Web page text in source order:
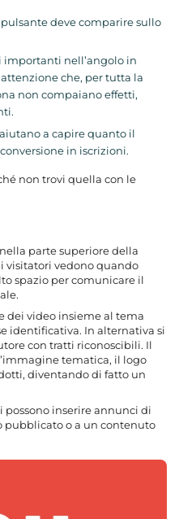
deve comparire sullo
nell’angolo in
che, per tutta la
non compaiano effetti,
a capire quanto il
in iscrizioni.
non trovi quella con le
parte superiore della
visitatori vedono quando
spazio per comunicare il
dei video insieme al tema
identificativa. In alternativa si
con tratti riconoscibili. Il
tematica, il logo
diventando di fatto un
possono inserire annunci di
pubblicato o a un contenuto